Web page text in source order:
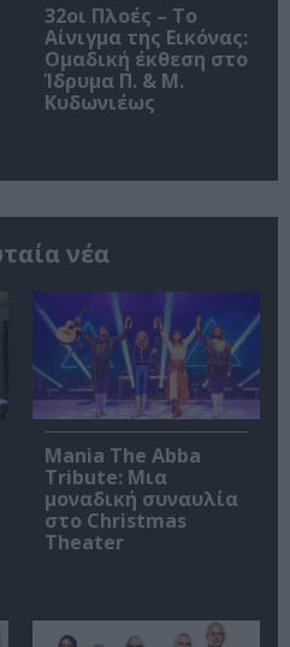
32οι Πλοές – Το
Αίνιγμα της Εικόνας:
Ομαδική έκθεση στο
Ίδρυμα Π. & Μ.
Κυδωνιέως
νέα
Mania The Abba
Tribute: Μια
μοναδική συναυλία
στο Christmas
Theater